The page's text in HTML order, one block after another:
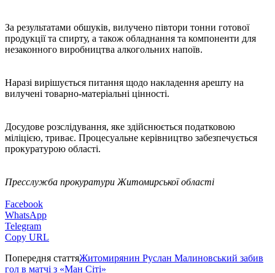
За результатами обшуків, вилучено півтори тонни готової
продукції та спирту, а також обладнання та компоненти для
незаконного виробництва алкогольних напоїв.
Наразі вирішується питання щодо накладення арешту на
вилучені товарно-матеріальні цінності.
Досудове розслідування, яке здійснюється податковою
міліцією, триває. Процесуальне керівництво забезпечується
прокуратурою області.
Пресслужба прокуратури Житомирської області
Facebook
WhatsApp
Telegram
Copy URL
Попередня статтяЖитомирянин Руслан Малиновський забив
гол в матчі з «Ман Сіті»